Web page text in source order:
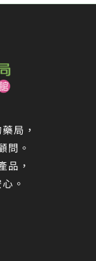
局，
問。
品，
。